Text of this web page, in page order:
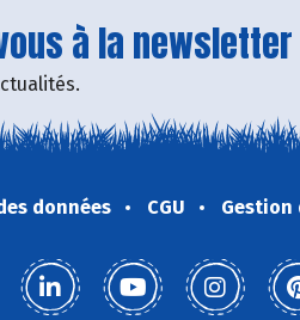
à la
données CGU Gestion